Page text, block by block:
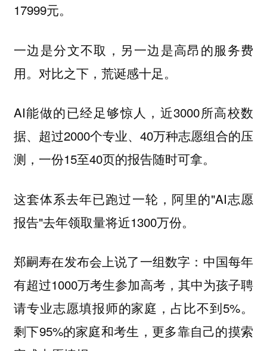
17999元。
一边是分文不取，另一边是高昂的服务费
用。对比之下，荒诞感十足。
AI能做的已经足够惊人，近3000所高校数
据、超过2000个专业、40万种志愿组合的压
测，一份15至40页的报告随时可拿。
这套体系去年已跑过一轮，阿里的"AI志愿
报告"去年领取量将近1300万份。
郑嗣寿在发布会上说了一组数字：中国每年
有超过1000万考生参加高考，其中为孩子聘
请专业志愿填报师的家庭，占比不到5%。
剩下95%的家庭和考生，更多靠自己的摸索